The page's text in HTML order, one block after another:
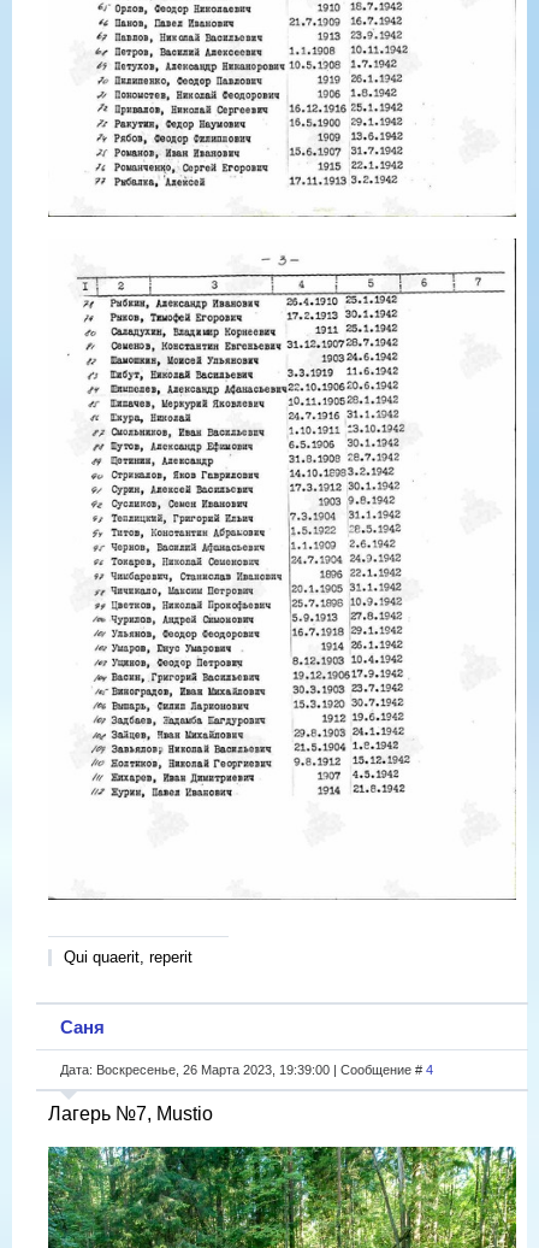
Qui quaerit, reperit
Саня
Дата: Воскресенье, 26 Марта 2023, 19:39:00 | Сообщение # 4
Лагерь №7, Mustio